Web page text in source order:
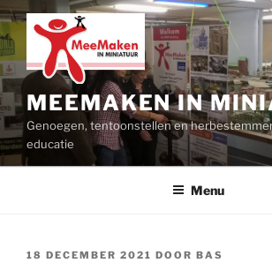
Ga
naar
de
inhoud
MEEMAKEN IN
Genoegen, tentoonstellen en
educatie
Menu
GEPLAATST
18 DECEMBER 2021 DOOR BAS